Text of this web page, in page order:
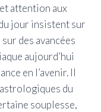
attention aux
jour insistent sur
des avancées
aujourd’hui
en l’avenir. Il
du
souplesse,